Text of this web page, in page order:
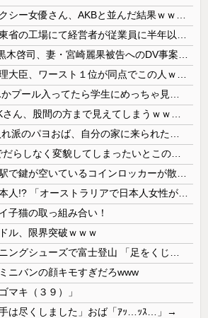
子猫の取っ組み合い！
ル、限界突破ｗｗｗ
ニバンの顔キモすぎだろwww
マキ（３９）」
は尽くしました」おば「ｱｯ…ｯｽ…」→